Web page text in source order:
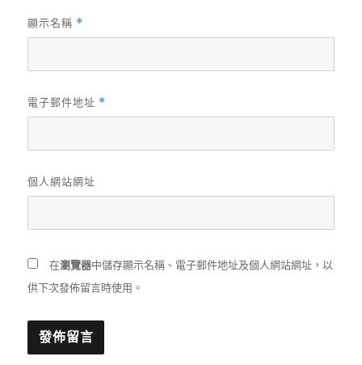
顯示名稱 *
電子郵件地址 *
個人網站網址
在瀏覽器中儲存顯示名稱、電子郵件地址及個人網站網址，以
供下次發佈留言時使用。